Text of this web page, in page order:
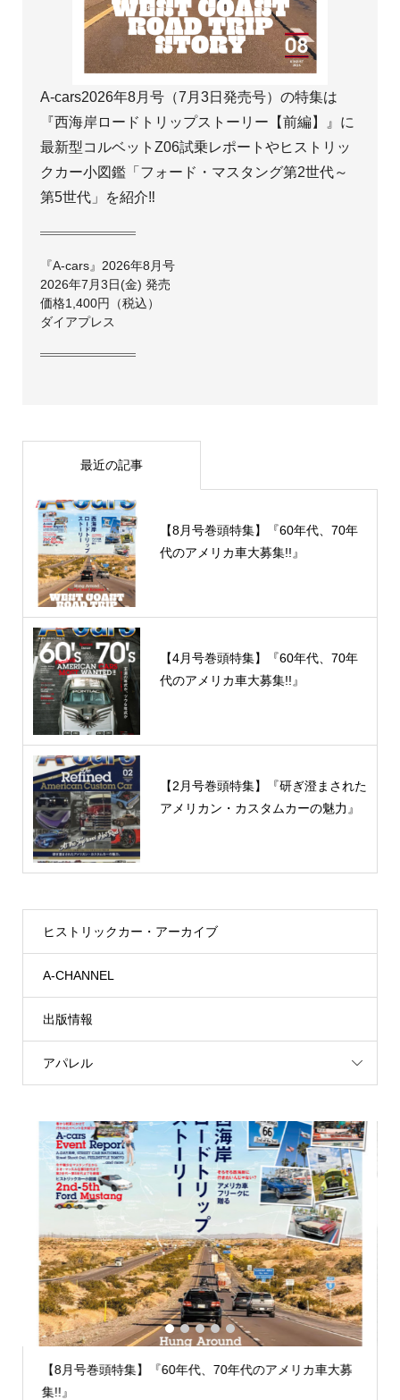
A-cars2026年8月号（7月3日発売号）の特集は
『西海岸ロードトリップストーリー【前編】』に
最新型コルベットZ06試乗レポートやヒストリッ
クカー小図鑑「フォード・マスタング第2世代～
第5世代」を紹介‼
『A-cars』2026年8月号
2026年7月3日(金) 発売
価格1,400円（税込）
ダイアプレス
最近の記事
【8月号巻頭特集】『60年代、70年
代のアメリカ車大募集!!』
【4月号巻頭特集】『60年代、70年
代のアメリカ車大募集!!』
【2月号巻頭特集】『研ぎ澄まされた
アメリカン・カスタムカーの魅力』
ヒストリックカー・アーカイブ
A-CHANNEL
出版情報
アパレル
【8月号巻頭特集】『60年代、70年代のアメリカ車大募
集!!』
1 2 3 4 5